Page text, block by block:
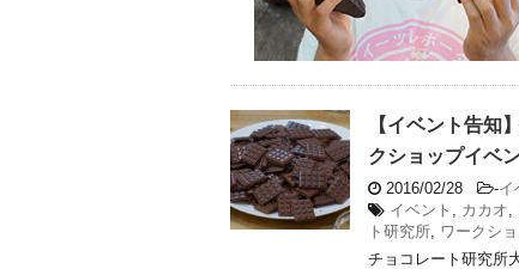
【イベント告知
クショップイベ
2016/02/28 -イ
イベント
カカオ
ト研究所 ワークシ
チョコレート研究所